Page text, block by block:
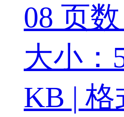
08 页
大小：
KB | 格